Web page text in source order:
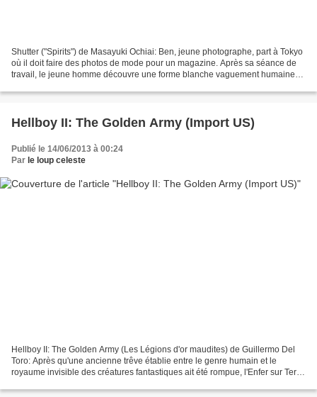
Shutter ("Spirits") de Masayuki Ochiai: Ben, jeune photographe, part à Tokyo
où il doit faire des photos de mode pour un magazine. Après sa séance de
travail, le jeune homme découvre une forme blanche vaguement humaine
Hellboy II: The Golden Army (Import US)
Publié le 14/06/2013 à 00:24
Par le loup celeste
Hellboy II: The Golden Army (Les Légions d'or maudites) de Guillermo Del
Toro: Après qu'une ancienne trêve établie entre le genre humain et le
royaume invisible des créatures fantastiques ait été rompue, l'Enfer sur Terre